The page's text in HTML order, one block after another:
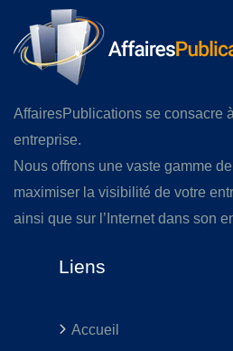
AffairesPublications se consacre
entreprise.
Nous offrons une vaste gamme
maximiser la visibilité de votre
ainsi que sur l’Internet dans son
Liens
Accueil